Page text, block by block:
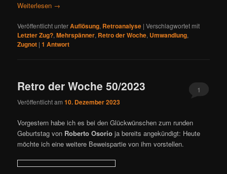
Weiterlesen →
Veröffentlicht unterAuflösung, Retroanalyse |Verschlagwortet mit
Letzter Zug?,Mehrspänner, Retro der Woche, Umwandlung,
Zugnot |1 Antwort
Retro der Woche 50/2023
Veröffentlicht am10. Dezember 2023
1
Vorgestern habe ich es bei den Glückwünschen zum runden
Geburtstag von Roberto Osorio ja bereits angekündigt: Heute
möchte ich eine weitere Beweispartie von ihm vorstellen.